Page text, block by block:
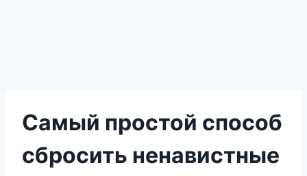
Самый простой способ
сбросить ненавистные